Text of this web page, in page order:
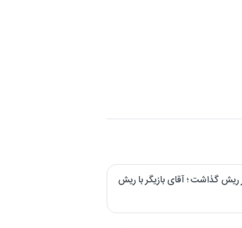
ریش گذاشت ؛ آقای بازیگر با ریش